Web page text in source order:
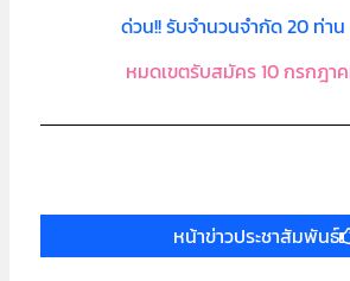
ด่วน!! รับจำนวนจำกัด 20 ท่าน
หมดเขตรับสมัคร 10 กรกฎา
หน้าข่าวประชาสัมพันธ์